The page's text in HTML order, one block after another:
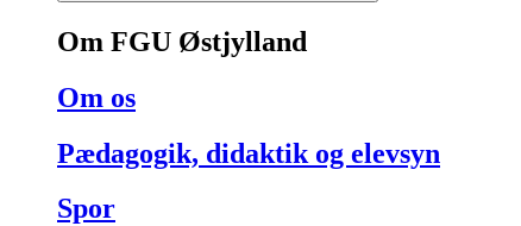
Om FGU Østjylland
Om os
Pædagogik, didaktik og elevsyn
Spor